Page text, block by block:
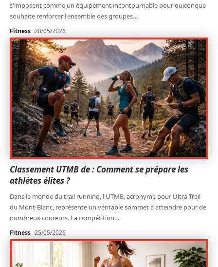
s'imposent comme un équipement incontournable pour quiconque
souhaite renforcer l'ensemble des groupes…
Fitness 28/05/2026
Classement UTMB de : Comment se prépare les
athlètes élites ?
Dans le monde du trail running, l'UTMB, acronyme pour Ultra-Trail
du Mont-Blanc, représente un véritable sommet à atteindre pour de
nombreux coureurs. La compétition…
Fitness 25/05/2026